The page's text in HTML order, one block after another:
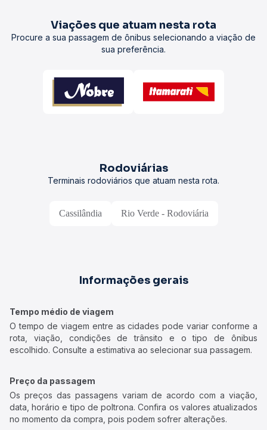
Viações que atuam nesta rota
Procure a sua passagem de ônibus selecionando a viação de
sua preferência.
Rodoviárias
Terminais rodoviários que atuam nesta rota.
Cassilândia Rio Verde - Rodoviária
Informações gerais
Tempo médio de viagem
O tempo de viagem entre as cidades pode variar conforme a
rota, viação, condições de trânsito e o tipo de ônibus
escolhido. Consulte a estimativa ao selecionar sua passagem.
Preço da passagem
Os preços das passagens variam de acordo com a viação,
data, horário e tipo de poltrona. Confira os valores atualizados
no momento da compra, pois podem sofrer alterações.